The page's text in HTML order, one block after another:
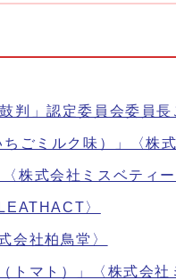
判」認定委員会委員長
ごミルク味）」〈株
式会社ミスベティー
〉
会社柏鳥堂〉
マト）」〈株式会社